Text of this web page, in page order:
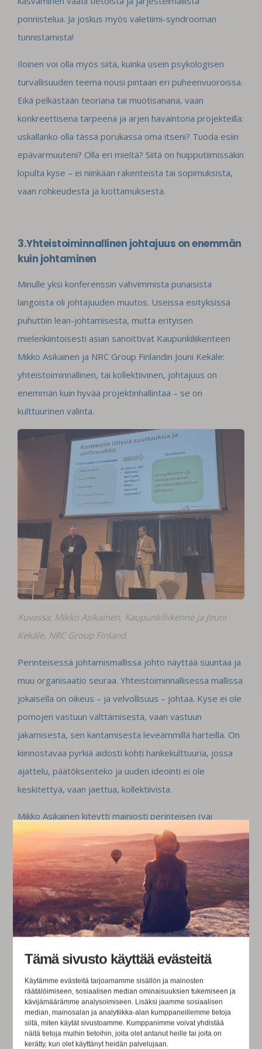
Tämä sivusto käyttää evästeitä
Käytämme evästeitä tarjoamamme sisällön ja mainosten
räätälöimiseen, sosiaalisen median ominaisuuksien tukemiseen ja
kävijämäärämme analysoimiseen. Lisäksi jaamme sosiaalisen
median, mainosalan ja analytiikka-alan kumppaneillemme tietoja
siitä, miten käytät sivustoamme. Kumppanimme voivat yhdistää
näitä tietoja muihin tietoihin, joita olet antanut heille tai joita on
kerätty, kun olet käyttänyt heidän palvelujaan.
ponnistelua. Ja joskus myös valetiimi-syndrooman
tunnistamista!
Iloinen voi olla myös siitä, kuinka usein psykologisen
turvallisuuden teema nousi pintaan eri puheenvuoroissa.
Eikä pelkästään teoriana tai muotisanana, vaan
konkreettisena tarpeena ja arjen havaintona projekteilla:
uskallanko olla tässä porukassa oma itseni? Tuoda esiin
epävarmuuteni? Olla eri mieltä? Siitä on huipputiimissäkin
lopulta kyse – ei niinkään rakenteista tai sopimuksista,
vaan rohkeudesta ja luottamuksesta.
3.Yhteistoiminnallinen johtajuus on enemmän
kuin johtaminen
Minulle yksi konferenssin vahvimmista punaisista
langoista oli johtajuuden muutos. Useissa esityksissä
puhuttiin lean-johtamisesta, mutta erityisen
mielenkiintoisesti asian sanoittivat Kaupunkiliikenteen
Mikko Asikainen ja NRC Group Finlandin Jouni Kekäle:
yhteistoiminnallinen, tai kollektiivinen, johtajuus on
enemmän kuin hyvää projektinhallintaa – se on
kulttuurinen valinta.
Kuvassa: Mikko Asikainen, Kaupunkiliikenne ja Jouni
Kekäle, NRC Group Finland
Perinteisessä johtamismallissa johto näyttää suuntaa ja
muu organisaatio seuraa. Yhteistoiminnallisessa mallissa
jokaisella on oikeus – ja velvollisuus – johtaa. Kyse ei ole
pomojen vastuun välttämisestä, vaan vastuun
jakamisesta, sen kantamisesta leveämmillä harteilla. On
kiinnostavaa pyrkiä aidosti kohti hankekulttuuria, jossa
ajattelu, päätöksenteko ja uuden ideointi ei ole
keskitettyä, vaan jaettua, kollektiivista.
Mikko Asikainen kiteytti mainiosti perinteisen (vai
vanhakantaisen?) ajatuksen kuvitellussa tokaisussaan
projektin elämästä: “No johda sinä minua – minä odotan.”
Letkautus pysäyttää, sillä se paljastaa meille tutun
rakenteen: odotamme johtamista, ollen passiviisen
vaativia.
Yhteistoiminnallisissa hankkeissa meillä on erinomainen
ympäristö mahdollistaa uudenlainen, kollektiivinen
johtajuus arjen vuorovaikutuksessa, valinnoissa ja
asenteissa - toivottavasti synnyttäen lopputuloksena
aitoa sitoutumista yhteiseen tekemiseen ja
tavoitteisiin.